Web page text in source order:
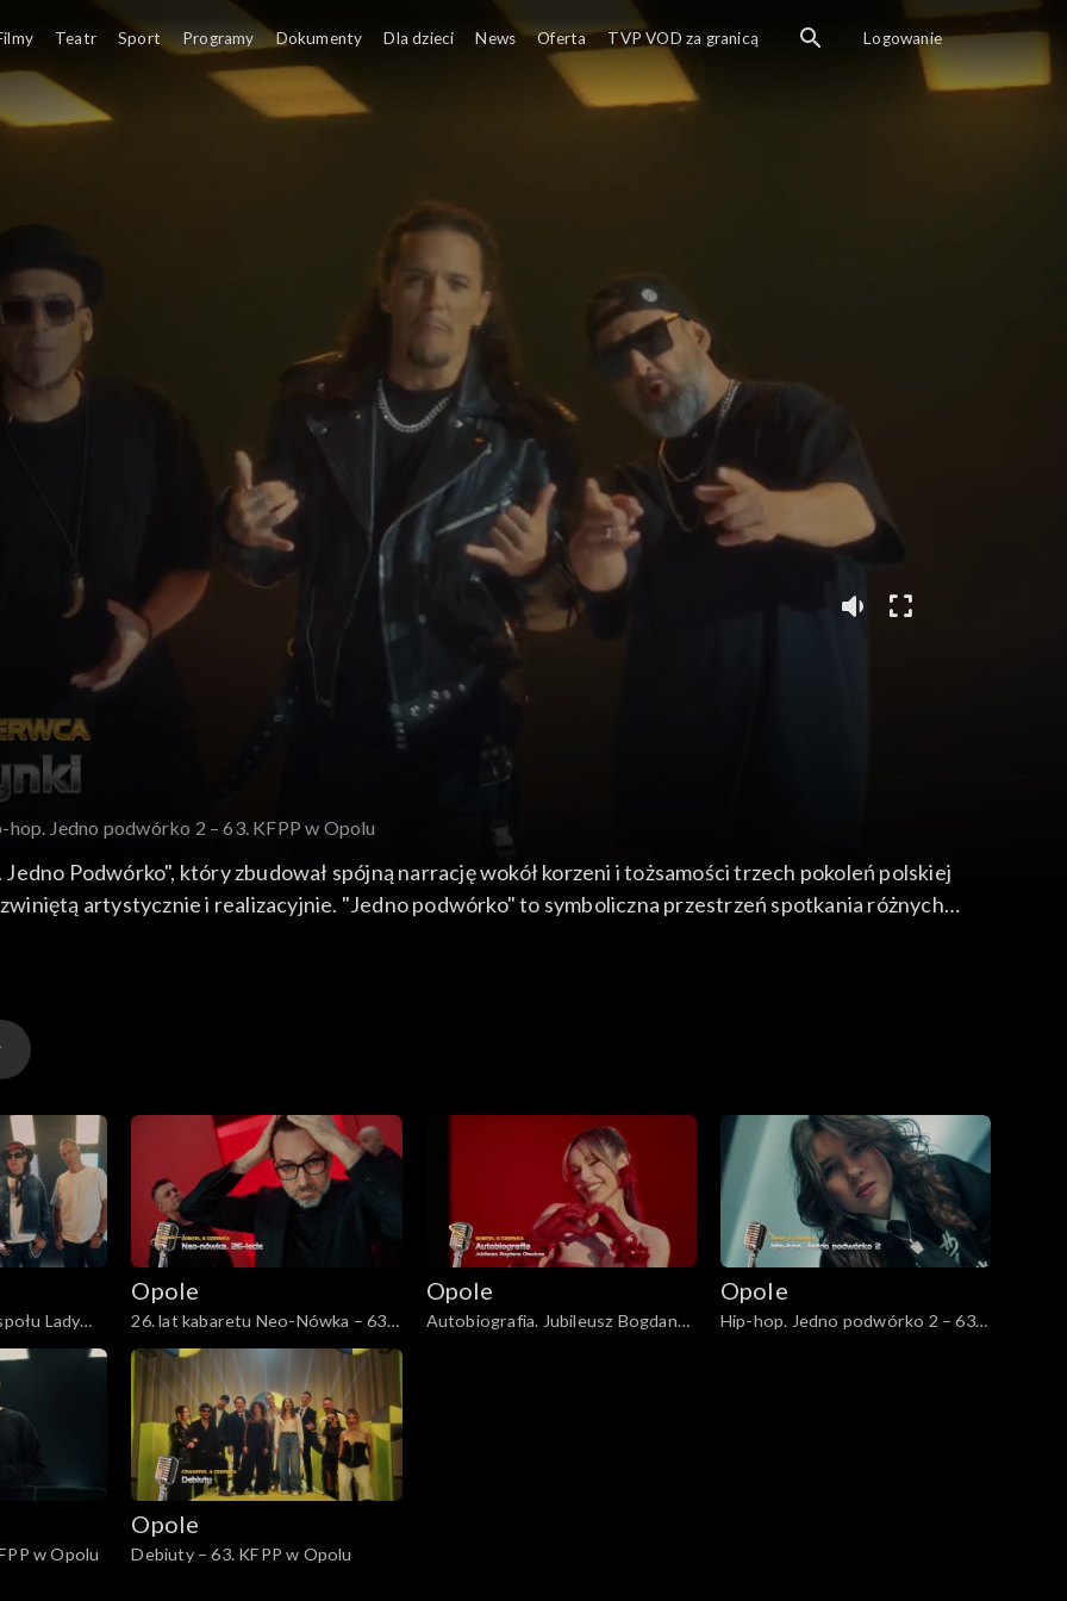
hop. Jedno podwórko 2 – 63. KFPP w Opolu
Podwórko", który zbudował spójną narrację wokół korzeni i tożsamości trzech pokoleń polskiej
artystycznie i realizacyjnie. "Jedno podwórko" to symboliczna przestrzeń spotkania różnych
Lady
Opole
26. lat kabaretu Neo-Nówka – 63.
KFPP w Opolu
Opole
Autobiografia. Jubileusz Bogdana
Opole
Hip-hop. Jedno podwórko 2 – 63.
w Opolu
Opole
Debiuty – 63. KFPP w Opolu
Teatr Sport Programy Dokumenty Dla dzieci News Oferta TVP VOD za granicą Logowanie